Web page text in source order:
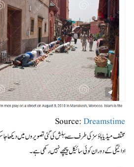
Source: Dreamstime
مختلف میڈیا ہاؤسز کی طرف سے پبلش کی گئی تصویروں میں دیکھا جا
ادائیگی کے دوران کوئی سائیکل پیچھے نہیں رکھی ہے۔